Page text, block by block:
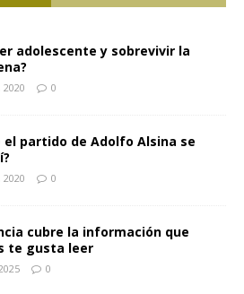
adolescente y sobrevivir la
0
el partido de Adolfo Alsina se
0
cubre la información que
te gusta leer
0